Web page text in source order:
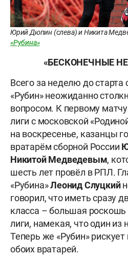
Юрий Дюпин (слева) и Никита
«Рубина»
«БЕСКОНЕЧНЫЕ
Всего за неделю до старта
«Рубин» неожиданно
вопросом. К первому
лиги с московской
на воскресенье, казанцы
вратарём сборной России
НикитойМедведевым,
шесть лет провёл в РПЛ.
«Рубина»ЛеонидСлуцкий
говорил, что иметь сразу
класса – большая
лиги, намекая, что один из
Теперь же «Рубин» рискует
обоих вратарей.